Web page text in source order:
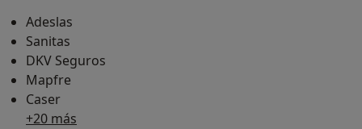
Adeslas
Sanitas
DKV Seguros
Mapfre
Caser
+20 más